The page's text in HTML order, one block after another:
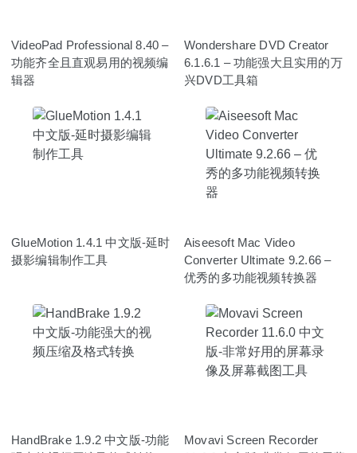
VideoPad Professional 8.40 –
功能齐全且直观易用的视频编
辑器
Wondershare DVD Creator
6.1.6.1 – 功能强大且实用的万
兴DVD工具箱
GlueMotion 1.4.1 中文版-延时
摄影编辑制作工具
Aiseesoft Mac Video
Converter Ultimate 9.2.66 –
优秀的多功能视频转换器
HandBrake 1.9.2 中文版-功能
Movavi Screen Recorder